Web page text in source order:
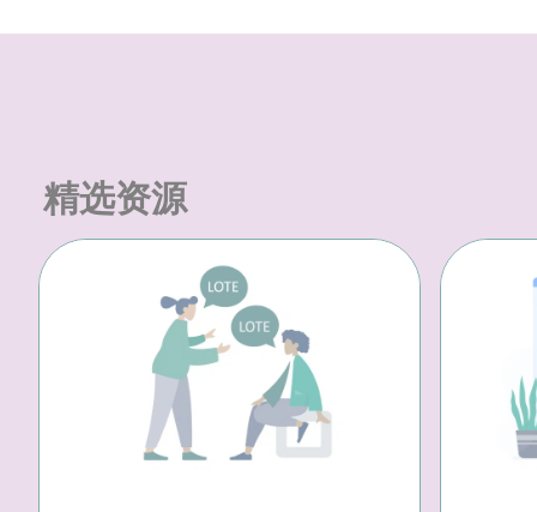
精选资源